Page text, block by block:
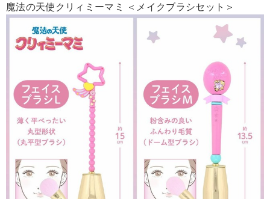
魔法の天使クリィミーマミ ＜メイクブラシセット＞